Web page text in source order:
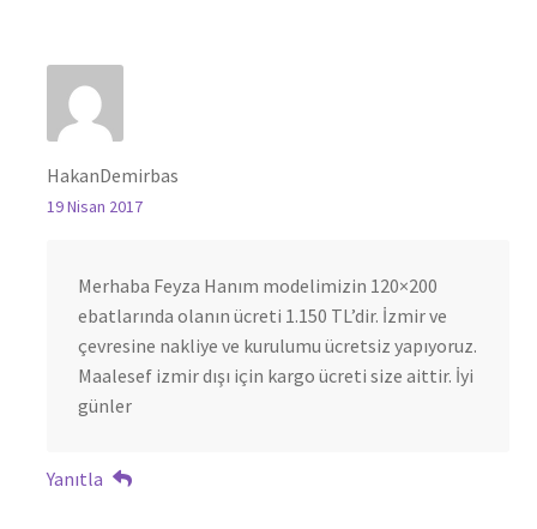
HakanDemirbas
19 Nisan 2017
Merhaba Feyza Hanım modelimizin 120×200
ebatlarında olanın ücreti 1.150 TL’dir. İzmir ve
çevresine nakliye ve kurulumu ücretsiz yapıyoruz.
Maalesef izmir dışı için kargo ücreti size aittir. İyi
günler
Yanıtla